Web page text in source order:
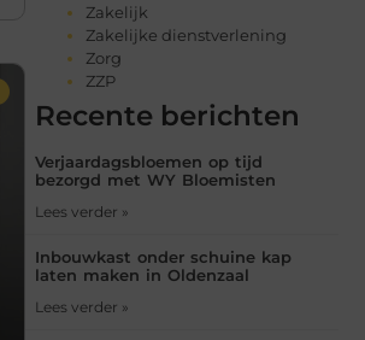
Zakelijk
Zakelijke dienstverlening
Zorg
ZZP
Recente berichten
Verjaardagsbloemen op tijd
bezorgd met WY Bloemisten
Lees verder »
Inbouwkast onder schuine kap
laten maken in Oldenzaal
Lees verder »